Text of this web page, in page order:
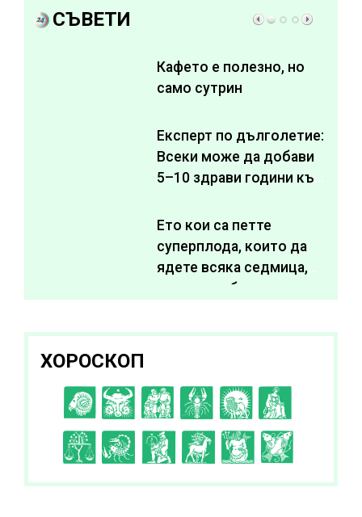
СЪВЕТИ
Кафето е полезно, но
само сутрин
Експерт по дълголетие:
Всеки може да добави
5–10 здрави години към
Ето кои са петте
суперплода, които да
ядете всяка седмица,
за да подобрите
ХОРОСКОП
C D EFGH
I J K L A B